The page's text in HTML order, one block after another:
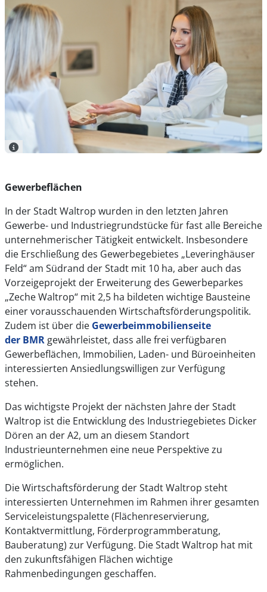
Gewerbeflächen
In der Stadt Waltrop wurden in den letzten Jahren
Gewerbe- und Industriegrundstücke für fast alle Bereiche
unternehmerischer Tätigkeit entwickelt. Insbesondere
die Erschließung des Gewerbegebietes „Leveringhäuser
Feld“ am Südrand der Stadt mit 10 ha, aber auch das
Vorzeigeprojekt der Erweiterung des Gewerbeparkes
„Zeche Waltrop“ mit 2,5 ha bildeten wichtige Bausteine
einer vorausschauenden Wirtschaftsförderungspolitik.
Zudem ist über die Gewerbeimmobilienseite
der BMR gewährleistet, dass alle frei verfügbaren
Gewerbeflächen, Immobilien, Laden- und Büroeinheiten
interessierten Ansiedlungswilligen zur Verfügung
stehen.
Das wichtigste Projekt der nächsten Jahre der Stadt
Waltrop ist die Entwicklung des Industriegebietes Dicker
Dören an der A2, um an diesem Standort
Industrieunternehmen eine neue Perspektive zu
ermöglichen.
Die Wirtschaftsförderung der Stadt Waltrop steht
interessierten Unternehmen im Rahmen ihrer gesamten
Serviceleistungspalette (Flächenreservierung,
Kontaktvermittlung, Förderprogrammberatung,
Bauberatung) zur Verfügung. Die Stadt Waltrop hat mit
den zukunftsfähigen Flächen wichtige
Rahmenbedingungen geschaffen.